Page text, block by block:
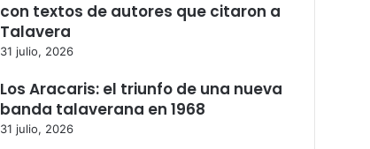
con textos de autores que citaron a
Talavera
31 julio, 2026
Los Aracaris: el triunfo de una nueva
banda talaverana en 1968
31 julio, 2026